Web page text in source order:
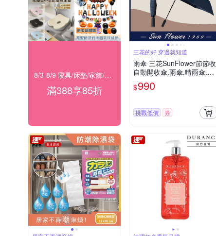
8/3-8/9 寢具/床墊/家飾/開運 滿388享85折
滿388享85折
三花的好 穿過就知道
雨傘 三花SunFlower節節收
自動開收傘.雨傘.晴雨傘.抗
UV防曬_午夜藍
$990
挑戰低價 券